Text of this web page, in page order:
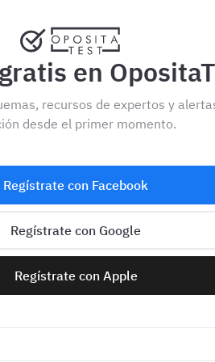
en
recursos de expertos y
desde el primer momento.
Regístrate con Facebook
Regístrate con Google
Regístrate con Apple